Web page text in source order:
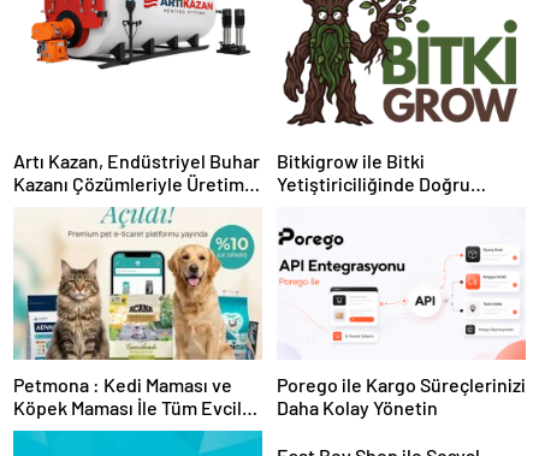
Artı Kazan, Endüstriyel Buhar
Kazanı Çözümleriyle Üretim
Tesislerine Verimli Sistemler
Sunuyor
Bitkigrow ile Bitki
Yetiştiriciliğinde Doğru
Petmona : Kedi Maması ve
Köpek Maması İle Tüm Evcil
Hayvan Ürünleri
Porego ile Kargo Süreçlerinizi
Daha Kolay Yönetin